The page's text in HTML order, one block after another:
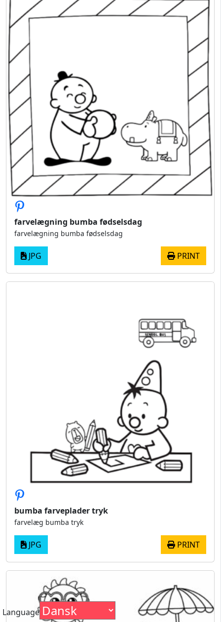
farvelægning bumba fødselsdag
farvelægning bumba fødselsdag
JPG PRINT
bumba farveplader tryk
farvelæg bumba tryk
JPG PRINT
Language